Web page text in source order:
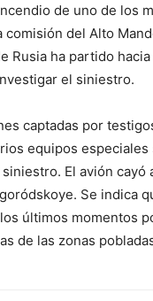
de uno de los
comisión del Alto
Rusia ha partido
el siniestro.
captadas por
equipos
El avión cayó
Se indica
últimos momentos
de las zonas